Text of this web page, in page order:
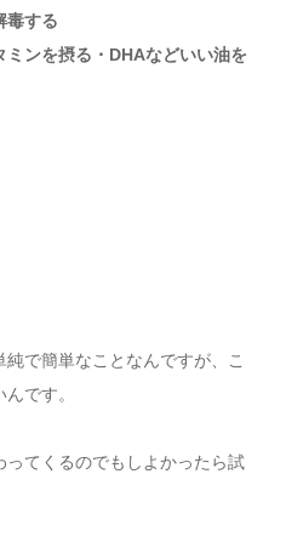
毒する
ンを摂る・DHAなどいい油を
で簡単なことなんですが、こ
です。
てくるのでもしよかったら試